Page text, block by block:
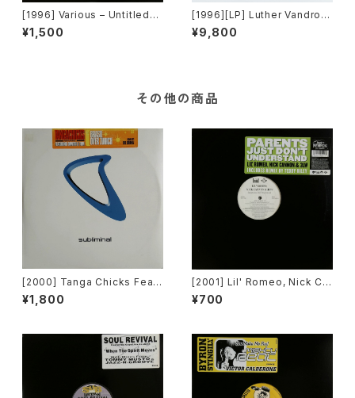
[1996] Various – Untitled
(CU-5117)[Crib Undergroun
d]
¥1,500
[1996][LP] Luther Vandros
s – Your Secret Love [Epic
/ LV Records]
¥9,800
その他の商品
[2000] Tanga Chicks Featu
ring Dimitri & Tom – Brasil
Over Zurich [Subliminal][2
¥1,800
[2001] Lil' Romeo, Nick Ca
nnon & 3LW – Parents Just
Don't Understand [Jive, Ni
¥700